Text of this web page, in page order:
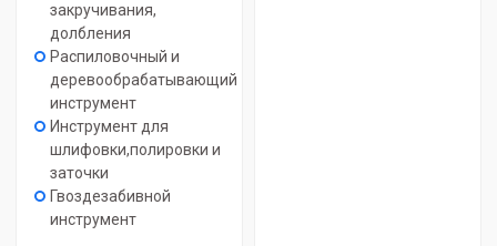
закручивания,
долбления
Распиловочный и
деревообрабатывающий
инструмент
Инструмент для
шлифовки,полировки и
заточки
Гвоздезабивной
инструмент